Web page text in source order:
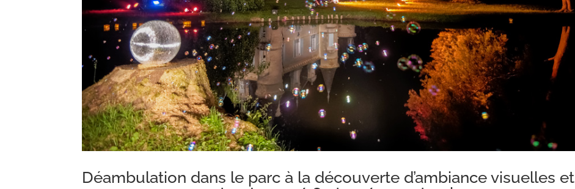
Déambulation dans le parc à la découverte d’ambiance visuelles et